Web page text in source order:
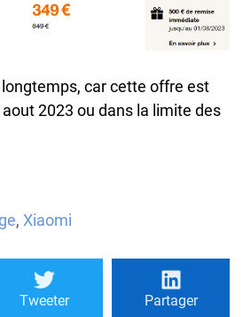
car cette offre est
2023 ou dans la limite des
, Xiaomi
Tweeter Partager